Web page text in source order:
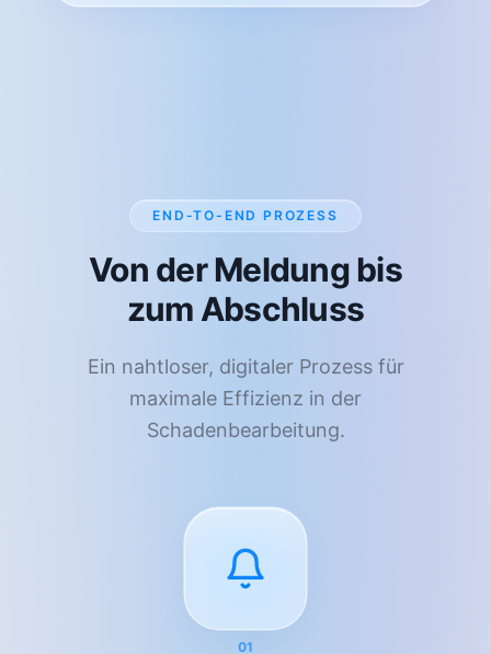
END-TO-END PROZESS
Von der Meldung bis
zum Abschluss
Ein nahtloser, digitaler Prozess für
maximale Effizienz in der
Schadenbearbeitung.
01